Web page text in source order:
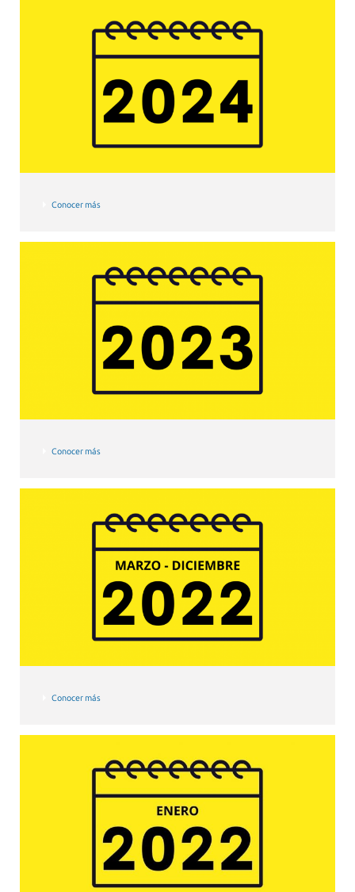
Conocer más
Conocer más
Conocer más